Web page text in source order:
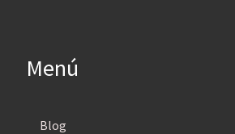
Menú
Blog